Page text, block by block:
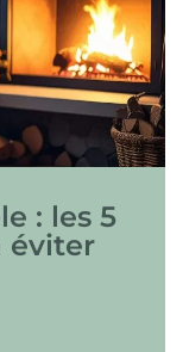
: les 5
éviter